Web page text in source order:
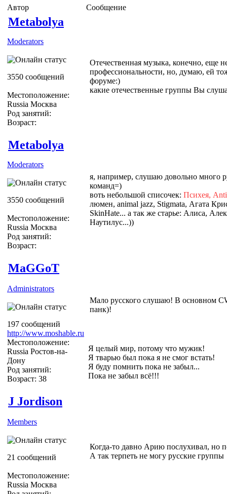
Автор
Сообщение
Metabolya
Moderators
3550 сообщений
Местоположение:
Russia Москва
Род занятий:
Возраст:
Отечественная музыка, конечно, еще
профессиональности, но, думаю, ей
форуме:)
какие отечественные группы Вы
Metabolya
Moderators
3550 сообщений
Местоположение:
Russia Москва
Род занятий:
Возраст:
я, например, слушаю довольно много
команд=)
воть небольшой списочек: Психея,
люмен, animal jazz, Stigmata, Агата
SkinHate... а так же старье: Алиса,
Наутилус...))
MaGGoT
Administrators
197 сообщений
http://www.moshable.ru
Местоположение:
Russia Ростов-на-
Дону
Род занятий:
Возраст: 38
Мало русского слушаю! В основном
панк)!
Я целый мир, потому что мужик!
Я тварью был пока я не смог встать!
Я буду помнить пока не забыл...
Пока не забыл всё!!!
J Jordison
Members
21 сообщений
Местоположение:
Russia Москва
Когда-то давно Арию послухивал, но
А так терпеть не могу русские группы